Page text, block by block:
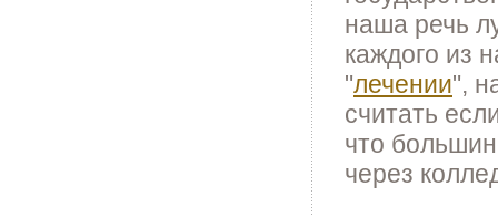
наша речь
каждого из
"лечении",
считать
что
через